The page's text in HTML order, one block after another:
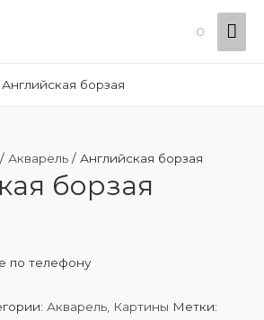
0
Английская борзая
/ Акварель / Английская борзая
борзая
по телефону
Акварель Картины Метки: